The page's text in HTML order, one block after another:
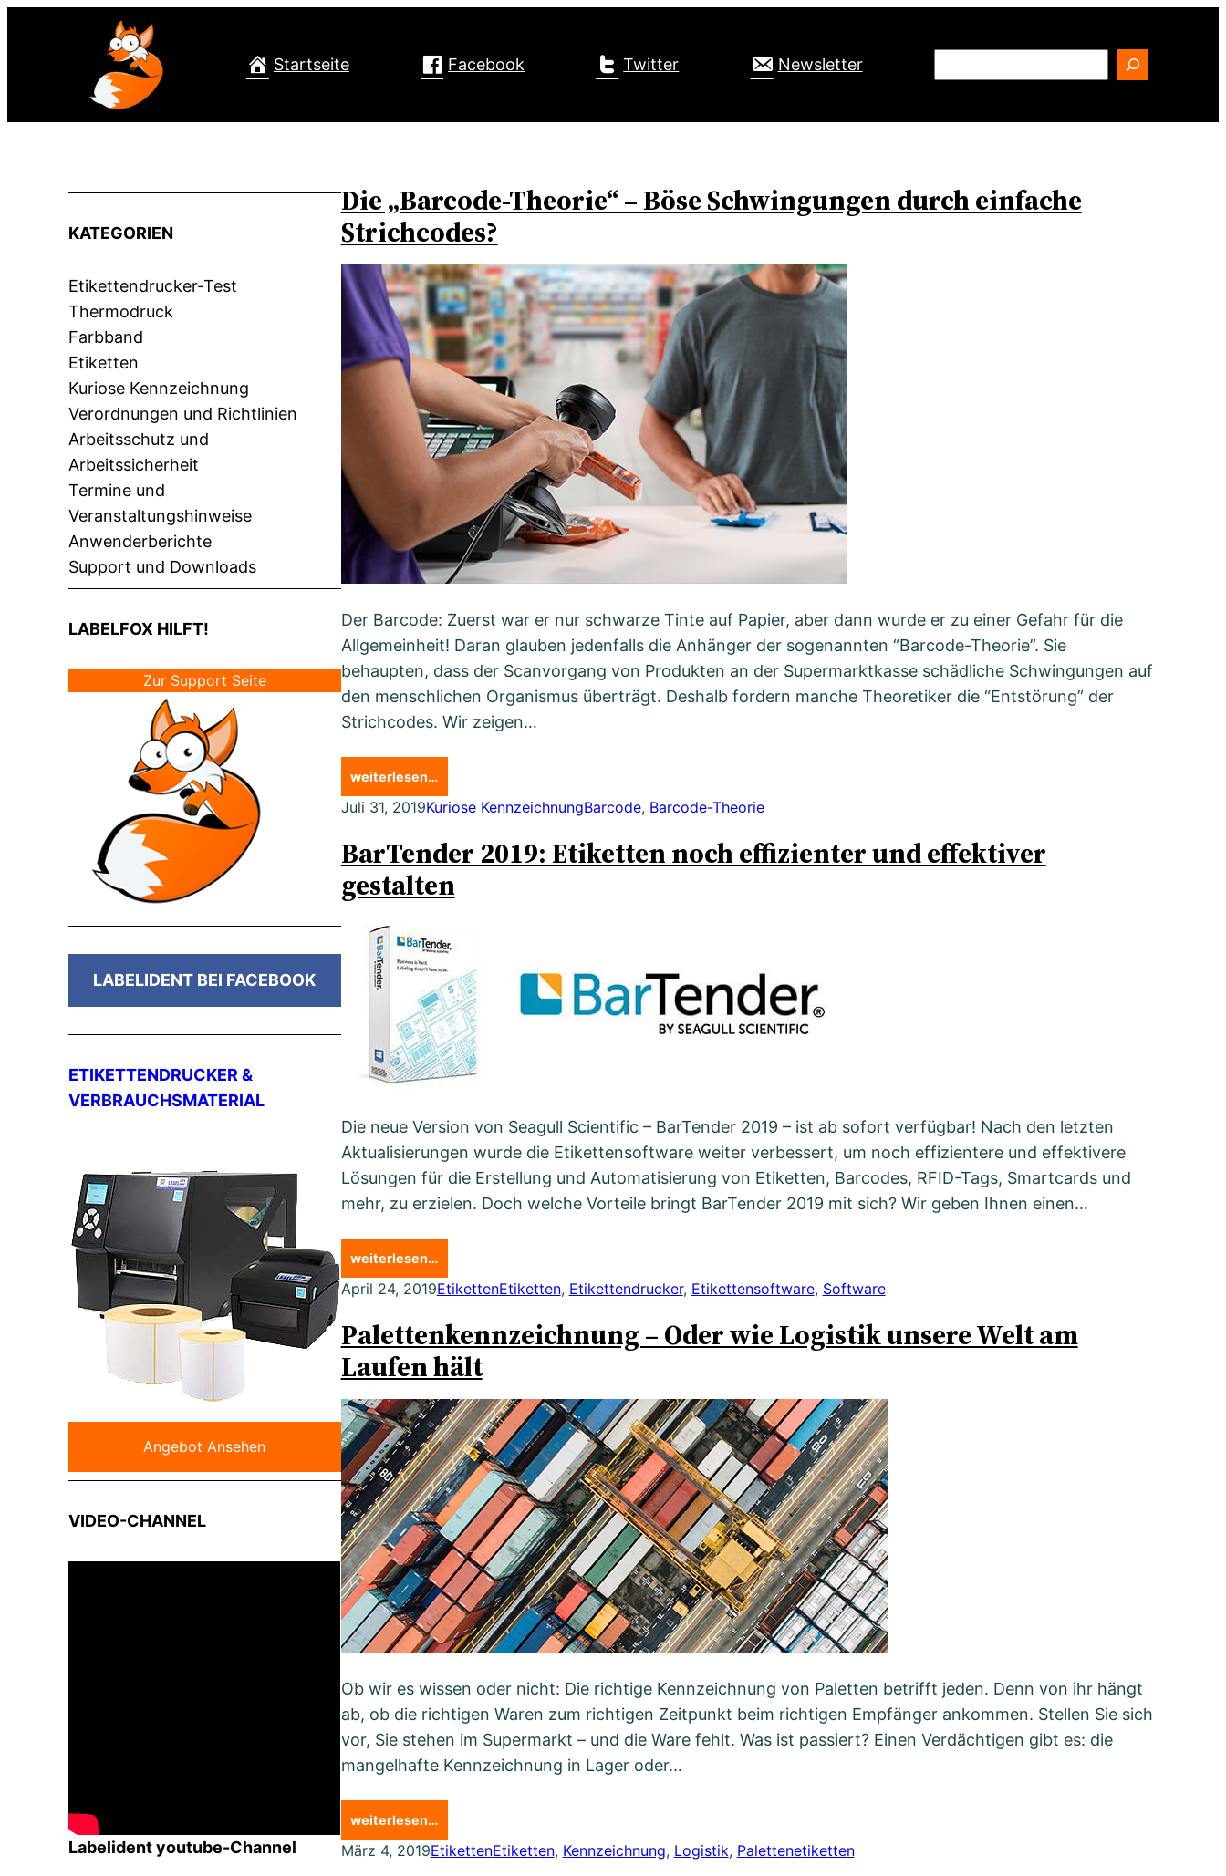
Startseite Facebook Twitter Newsletter
KATEGORIEN
Etikettendrucker-Test
Thermodruck
Farbband
Etiketten
Kuriose Kennzeichnung
Verordnungen und Richtlinien
Arbeitsschutz und
Arbeitssicherheit
Termine und
Veranstaltungshinweise
Anwenderberichte
Support und Downloads
LABELFOX HILFT!
Zur Support Seite
LABELIDENT BEI FACEBOOK
ETIKETTENDRUCKER &
VERBRAUCHSMATERIAL
Angebot Ansehen
VIDEO-CHANNEL
Labelident youtube-Channel
Die „Barcode-Theorie“ – Böse Schwingungen durch einfache
Strichcodes?
Der Barcode: Zuerst war er nur schwarze Tinte auf Papier, aber dann wurde er zu einer Gefahr für die
Allgemeinheit! Daran glauben jedenfalls die Anhänger der sogenannten “Barcode-Theorie”. Sie
behaupten, dass der Scanvorgang von Produkten an der Supermarktkasse schädliche Schwingungen auf
den menschlichen Organismus überträgt. Deshalb fordern manche Theoretiker die “Entstörung” der
Strichcodes. Wir zeigen…
weiterlesen…
Juli 31, 2019Kuriose KennzeichnungBarcode, Barcode-Theorie
BarTender 2019: Etiketten noch effizienter und effektiver
gestalten
Die neue Version von Seagull Scientific – BarTender 2019 – ist ab sofort verfügbar! Nach den letzten
Aktualisierungen wurde die Etikettensoftware weiter verbessert, um noch effizientere und effektivere
Lösungen für die Erstellung und Automatisierung von Etiketten, Barcodes, RFID-Tags, Smartcards und
mehr, zu erzielen. Doch welche Vorteile bringt BarTender 2019 mit sich? Wir geben Ihnen einen…
weiterlesen…
April 24, 2019EtikettenEtiketten, Etikettendrucker, Etikettensoftware, Software
Palettenkennzeichnung – Oder wie Logistik unsere Welt am
Laufen hält
Ob wir es wissen oder nicht: Die richtige Kennzeichnung von Paletten betrifft jeden. Denn von ihr hängt
ab, ob die richtigen Waren zum richtigen Zeitpunkt beim richtigen Empfänger ankommen. Stellen Sie sich
vor, Sie stehen im Supermarkt – und die Ware fehlt. Was ist passiert? Einen Verdächtigen gibt es: die
mangelhafte Kennzeichnung in Lager oder…
weiterlesen…
März 4, 2019EtikettenEtiketten, Kennzeichnung, Logistik, Palettenetiketten